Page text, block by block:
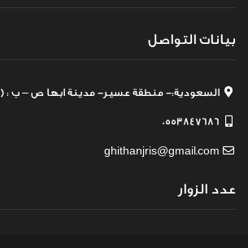
بيانات التواصل
السعودية:- منطقة عسير- مدينة ابها ص – ب : (9050)
0553847686
ghithanjris@gmail.com
عدد الزوار